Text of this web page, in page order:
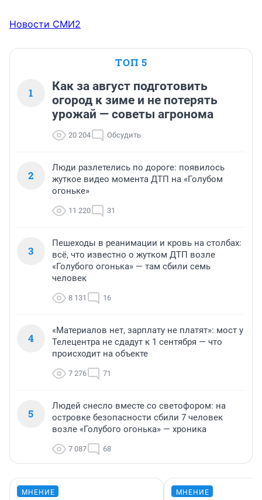
Новости СМИ2
ТОП 5
1
Как за август подготовить
огород к зиме и не потерять
урожай — советы агронома
20 204 Обсудить
2
Люди разлетелись по дороге: появилось
жуткое видео момента ДТП на «Голубом
огоньке»
11 220 31
3
Пешеходы в реанимации и кровь на столбах:
всё, что известно о жутком ДТП возле
«Голубого огонька» — там сбили семь
человек
8 131 16
4
«Материалов нет, зарплату не платят»: мост у
Телецентра не сдадут к 1 сентября — что
происходит на объекте
7 276 71
5
Людей снесло вместе со светофором: на
островке безопасности сбили 7 человек
возле «Голубого огонька» — хроника
7 087 68
МНЕНИЕ МНЕНИЕ